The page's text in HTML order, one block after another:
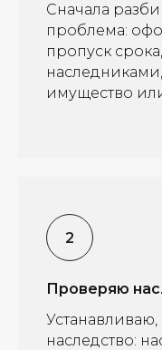
Сначала
проблема:
пропуск
имущество
Проверяю
наследство: